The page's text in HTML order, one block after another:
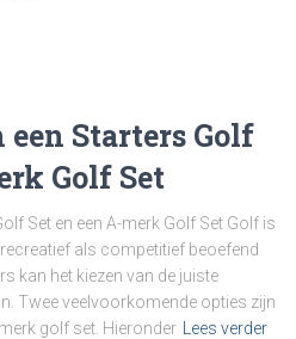
Starters Golf
Golf Set
Set en een A-merk Golf Set Golf is
als competitief beoefend
kan het kiezen van de juiste
Twee veelvoorkomende opties zijn
golf set. Hieronder
Lees verder